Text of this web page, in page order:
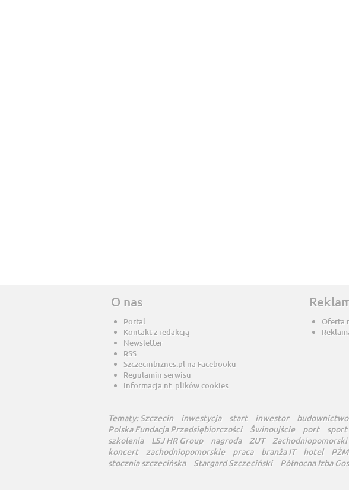
O nas
Portal
Kontakt z redakcją
Newsletter
RSS
Szczecinbiznes.pl na Facebooku
Regulamin serwisu
Informacja nt. plików cookies
Oferta
Tematy:Szczecin inwestycja start inwestor budownictwo
Polska Fundacja Przedsiębiorczości
Świnoujście port sport
szkolenia
LSJ HR Group nagroda ZUT
koncert
zachodniopomorskie praca branża IT hotel PŻM
stocznia szczecińska
Stargard Szczeciński Północna Izba